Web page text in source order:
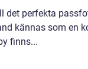
det perfekta
kännas som en
finns...